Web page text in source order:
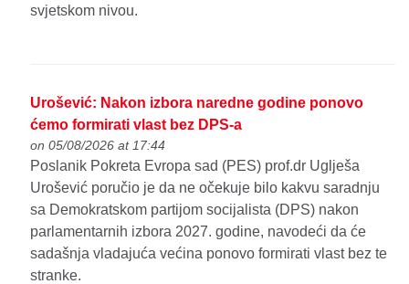
svjetskom nivou.
Urošević: Nakon izbora naredne godine ponovo
ćemo formirati vlast bez DPS-a
on 05/08/2026 at 17:44
Poslanik Pokreta Evropa sad (PES) prof.dr Uglješa
Urošević poručio je da ne očekuje bilo kakvu saradnju
sa Demokratskom partijom socijalista (DPS) nakon
parlamentarnih izbora 2027. godine, navodeći da će
sadašnja vladajuća većina ponovo formirati vlast bez te
stranke.